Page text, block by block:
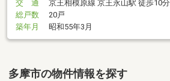
交 通
京王相模原線 京王永山駅 徒歩10分
総戸数
20戸
築年月
昭和55年3月
多摩市の物件情報を探す